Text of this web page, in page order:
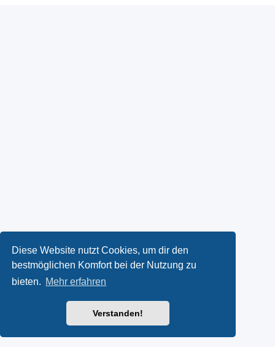
Diese Website nutzt Cookies, um dir den
bestmöglichen Komfort bei der Nutzung zu
bieten. Mehr erfahren
Verstanden!